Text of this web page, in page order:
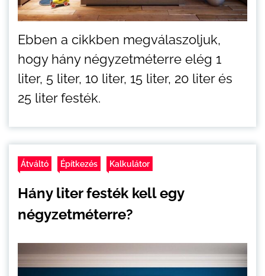
Ebben a cikkben megválaszoljuk,
hogy hány négyzetméterre elég 1
liter, 5 liter, 10 liter, 15 liter, 20 liter és
25 liter festék.
Átváltó Építkezés Kalkulátor
Hány liter festék kell egy
négyzetméterre?